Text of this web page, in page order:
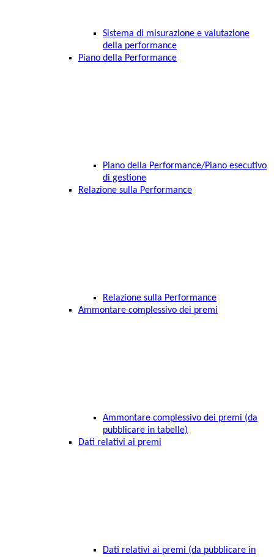
Sistema di misurazione e valutazione
della performance
Piano della Performance
Piano della Performance/Piano esecutivo
di gestione
Relazione sulla Performance
Relazione sulla Performance
Ammontare complessivo dei premi
Ammontare complessivo dei premi (da
pubblicare in tabelle)
Dati relativi ai premi
Dati relativi ai premi (da pubblicare in